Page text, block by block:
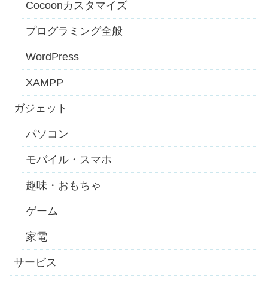
Cocoonカスタマイズ
プログラミング全般
WordPress
XAMPP
ガジェット
パソコン
モバイル・スマホ
趣味・おもちゃ
ゲーム
家電
サービス